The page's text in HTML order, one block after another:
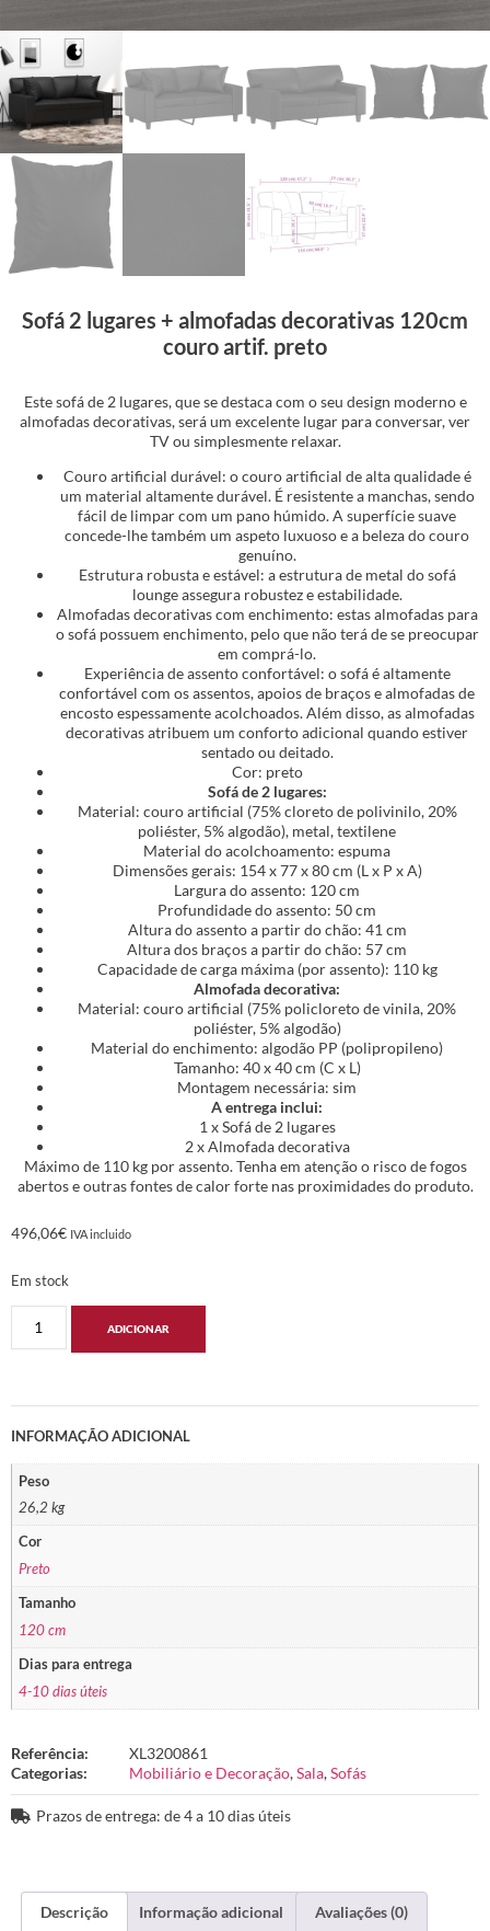
Sofá 2 lugares + almofadas decorativas 120cm
couro artif. preto
Este sofá de 2 lugares, que se destaca com o seu design moderno e
almofadas decorativas, será um excelente lugar para conversar, ver
TV ou simplesmente relaxar.
Couro artificial durável: o couro artificial de alta qualidade é
um material altamente durável. É resistente a manchas, sendo
fácil de limpar com um pano húmido. A superfície suave
concede-lhe também um aspeto luxuoso e a beleza do couro
genuíno.
Estrutura robusta e estável: a estrutura de metal do sofá
lounge assegura robustez e estabilidade.
Almofadas decorativas com enchimento: estas almofadas para
o sofá possuem enchimento, pelo que não terá de se preocupar
em comprá-lo.
Experiência de assento confortável: o sofá é altamente
confortável com os assentos, apoios de braços e almofadas de
encosto espessamente acolchoados. Além disso, as almofadas
decorativas atribuem um conforto adicional quando estiver
sentado ou deitado.
Cor: preto
Sofá de 2 lugares:
Material: couro artificial (75% cloreto de polivinilo, 20%
poliéster, 5% algodão), metal, textilene
Material do acolchoamento: espuma
Dimensões gerais: 154 x 77 x 80 cm (L x P x A)
Largura do assento: 120 cm
Profundidade do assento: 50 cm
Altura do assento a partir do chão: 41 cm
Altura dos braços a partir do chão: 57 cm
Capacidade de carga máxima (por assento): 110 kg
Almofada decorativa:
Material: couro artificial (75% policloreto de vinila, 20%
poliéster, 5% algodão)
Material do enchimento: algodão PP (polipropileno)
Tamanho: 40 x 40 cm (C x L)
Montagem necessária: sim
A entrega inclui:
1 x Sofá de 2 lugares
2 x Almofada decorativa
Máximo de 110 kg por assento. Tenha em atenção o risco de fogos
abertos e outras fontes de calor forte nas proximidades do produto.
496,06€ IVA incluido
Em stock
ADICIONAR
INFORMAÇÃO ADICIONAL
Peso
26,2 kg
Cor
Preto
Tamanho
120 cm
Dias para entrega
4-10 dias úteis
Referência:
XL3200861
Categorias:
Mobiliário e Decoração,Sala,Sofás
Prazos de entrega: de 4 a 10 dias úteis
Descrição Informação adicional Avaliações (0)